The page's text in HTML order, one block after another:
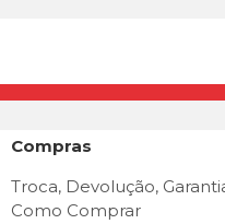
Compras
Troca, Devolução,
Como Comprar